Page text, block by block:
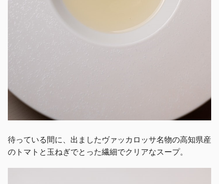
待っている間に、出ましたヴァッカロッサ名物の高知県産
のトマトと玉ねぎでとった繊細でクリアなスープ。